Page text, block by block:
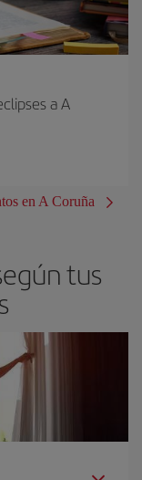
a A
en A Coruña
tus